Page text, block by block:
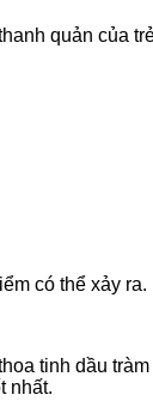
quản
có thể xảy ra.
tinh dầu
nhất.